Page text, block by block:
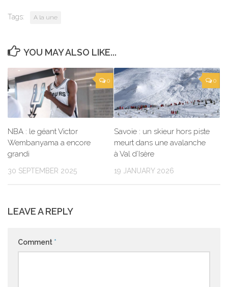
Tags: A la une
YOU MAY ALSO LIKE...
0
NBA : le géant Victor
Wembanyama a encore
grandi
30 SEPTEMBER 2025
0
Savoie : un skieur hors piste
meurt dans une avalanche
à Val d’Isère
19 JANUARY 2026
LEAVE A REPLY
Comment *